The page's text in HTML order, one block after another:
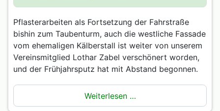
Pflasterarbeiten als Fortsetzung der Fahrstraße
bishin zum Taubenturm, auch die westliche Fassade
vom ehemaligen Kälberstall ist weiter von unserem
Vereinsmitglied Lothar Zabel verschönert worden,
und der Frühjahrsputz hat mit Abstand begonnen.
Weiterlesen …